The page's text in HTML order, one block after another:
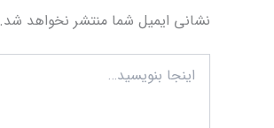
نشانی ایمیل شما منتشر نخواهد شد.
بنویسید…